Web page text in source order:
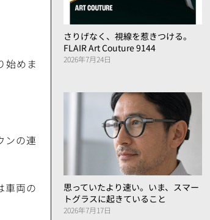
始めま
ンの連
車両の
さりげなく、視線を惹きつける。
FLAIR Art Couture 9144
2026年7月24日
思っていたより速い。いま、スマー
トグラスに起きていること
2026年7月17日